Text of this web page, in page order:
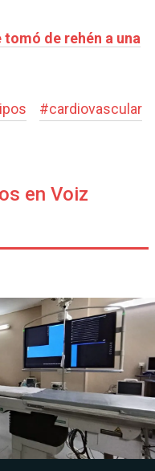
de rehén a una
#cardiovascular
en Voiz